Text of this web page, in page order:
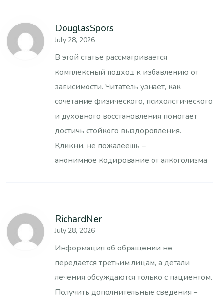
DouglasSpors
July 28, 2026
В этой статье рассматривается
комплексный подход к избавлению от
зависимости. Читатель узнает, как
сочетание физического, психологического
и духовного восстановления помогает
достичь стойкого выздоровления.
Кликни, не пожалеешь –
анонимное кодирование от алкоголизма
RichardNer
July 28, 2026
Информация об обращении не
передается третьим лицам, а детали
лечения обсуждаются только с пациентом.
Получить дополнительные сведения –